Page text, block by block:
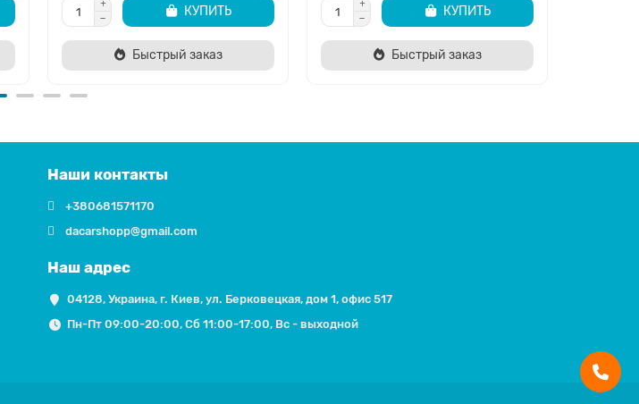
КУПИТЬ
Быстрый заказ
КУПИТЬ
Быстрый заказ
Наши контакты
+380681571170
dacarshopp@gmail.com
Наш адрес
04128, Украина, г. Киев, ул. Берковецкая, дом 1, офис 517
Пн-Пт 09:00-20:00, Сб 11:00-17:00, Вс - выходной